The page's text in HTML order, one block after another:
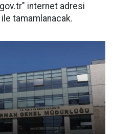
internet adresi
tamamlanacak.